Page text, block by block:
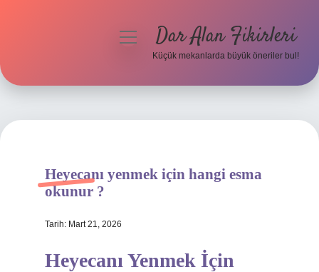
Hakkımızda
menüyüDar Alan Fikirleri
Küçük mekanlarda büyük öneriler bul!
Heyecanı yenmek için hangi esma
okunur ?
Tarih: Mart 21, 2026
Heyecanı Yenmek İçin